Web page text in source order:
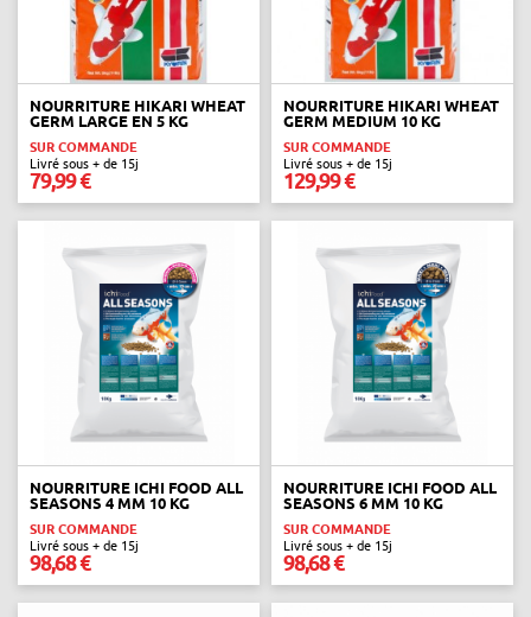
NOURRITURE HIKARI WHEAT
GERM LARGE EN 5 KG
SUR COMMANDE
Livré sous + de 15j
79,99 €
NOURRITURE HIKARI WHEAT
GERM MEDIUM 10 KG
SUR COMMANDE
Livré sous + de 15j
129,99 €
NOURRITURE ICHI FOOD ALL
SEASONS 4 MM 10 KG
SUR COMMANDE
Livré sous + de 15j
98,68 €
NOURRITURE ICHI FOOD ALL
SEASONS 6 MM 10 KG
SUR COMMANDE
Livré sous + de 15j
98,68 €